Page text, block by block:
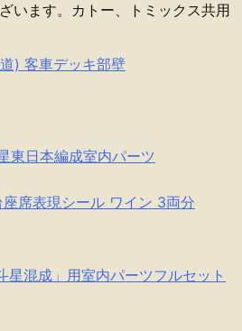
います。カトー、トミックス共用
) 客車デッキ部壁
東日本編成室内パーツ
席表現シール ワイン 3両分
星混成」用室内パーツフルセット